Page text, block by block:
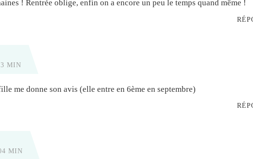
! Rentrée oblige, enfin on a encore un peu le temps quand même !
MIN
me donne son avis (elle entre en 6ème en septembre)
MIN